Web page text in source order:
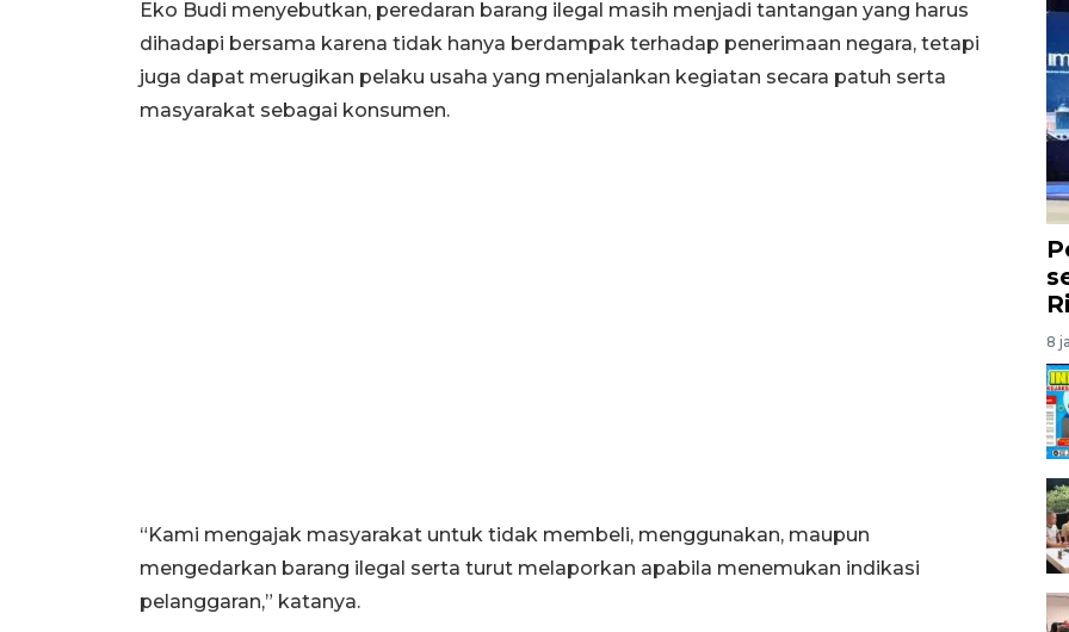
Eko Budi menyebutkan, peredaran barang ilegal masih menjadi tantangan yang harus
dihadapi bersama karena tidak hanya berdampak terhadap penerimaan negara, tetapi
juga dapat merugikan pelaku usaha yang menjalankan kegiatan secara patuh serta
masyarakat sebagai konsumen.
“Kami mengajak masyarakat untuk tidak membeli, menggunakan, maupun
mengedarkan barang ilegal serta turut melaporkan apabila menemukan indikasi
pelanggaran,” katanya.
8